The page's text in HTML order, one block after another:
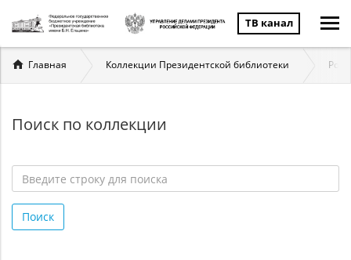
ТВ канал
Вы
здесь
Главная Коллекции Президентской библиотеки
Поиск по коллекции
строку
для
Поиск